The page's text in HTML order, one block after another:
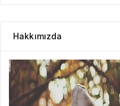
Hakkımızda